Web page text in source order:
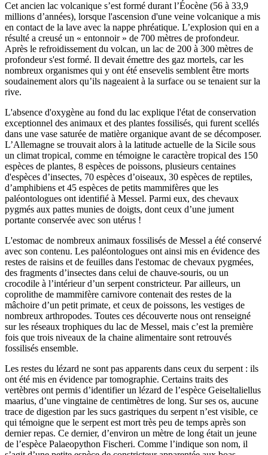
Cet ancien lac volcanique s’est formé durant l’Éocène (56 à 33,9
millions d’années), lorsque l'ascension d'une veine volcanique a mis
en contact de la lave avec la nappe phréatique. L’explosion qui en a
résulté a creusé un « entonnoir » de 700 mètres de profondeur.
Après le refroidissement du volcan, un lac de 200 à 300 mètres de
profondeur s'est formé. Il devait émettre des gaz mortels, car les
nombreux organismes qui y ont été ensevelis semblent être morts
soudainement alors qu’ils nageaient à la surface ou se tenaient sur la
rive.
L'absence d'oxygène au fond du lac explique l'état de conservation
exceptionnel des animaux et des plantes fossilisés, qui furent scellés
dans une vase saturée de matière organique avant de se décomposer.
L’Allemagne se trouvait alors à la latitude actuelle de la Sicile sous
un climat tropical, comme en témoigne le caractère tropical des 150
espèces de plantes, 8 espèces de poissons, plusieurs centaines
d'espèces d’insectes, 70 espèces d’oiseaux, 30 espèces de reptiles,
d’amphibiens et 45 espèces de petits mammifères que les
paléontologues ont identifié à Messel. Parmi eux, des chevaux
pygmés aux pattes munies de doigts, dont ceux d’une jument
portante conservée avec son utérus !
L'estomac de nombreux animaux fossilisés de Messel a été conservé
avec son contenu. Les paléontologues ont ainsi mis en évidence des
restes de raisins et de feuilles dans l'estomac de chevaux pygmées,
des fragments d’insectes dans celui de chauve-souris, ou un
crocodile à l’intérieur d’un serpent constricteur. Par ailleurs, un
coprolithe de mammifère carnivore contenait des restes de la
mâchoire d’un petit primate, et ceux de poissons, les vestiges de
nombreux arthropodes. Toutes ces découverte nous ont renseigné
sur les réseaux trophiques du lac de Messel, mais c’est la première
fois que trois niveaux de la chaine alimentaire sont retrouvés
fossilisés ensemble.
Les restes du lézard ne sont pas apparents dans ceux du serpent : ils
ont été mis en évidence par tomographie. Certains traits des
vertèbres ont permis d’identifier un lézard de l’espèce Geiseltaliellus
maarius, d’une vingtaine de centimètres de long. Sur ses os, aucune
trace de digestion par les sucs gastriques du serpent n’est visible, ce
qui témoigne que le serpent est mort très peu de temps après son
dernier repas. Ce dernier, d’environ un mètre de long était un jeune
de l’espèce Palaeopython Fischeri. Comme l’indique son nom, il